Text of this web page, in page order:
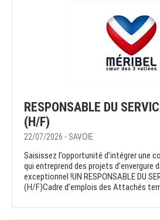
RESPONSABLE DU
(H/F)
22/07/2026 - SAVOIE
Saisissez l’opportunité d’intégrer une
qui entreprend des projets d’envergure
exceptionnel !UN RESPONSABLE DU
(H/F)Cadre d’emplois des Attachés